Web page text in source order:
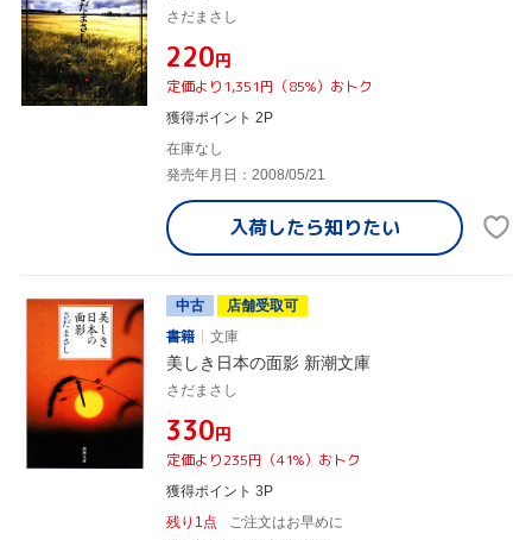
さだまさし
¥220円
定価より1,351円（85%）おトク
獲得ポイント 2P
在庫なし
発売年月日：2008/05/21
入荷したら知りたい
中古
店舗受取可
書籍
文庫
美しき日本の面影 新潮文庫
さだまさし
¥330円
定価より235円（41%）おトク
獲得ポイント 3P
残り1点
ご注文はお早めに